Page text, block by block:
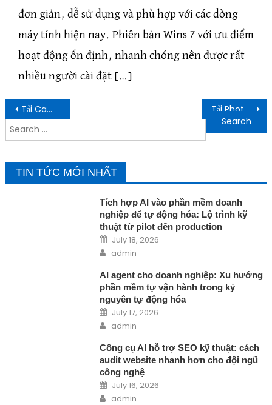
đơn giản, dễ sử dụng và phù hợp với các dòng
máy tính hiện nay. Phiên bản Wins 7 với ưu điểm
hoạt động ổn định, nhanh chóng nên được rất
nhiều người cài đặt […]
Post navigation
Tải Camtasia 9 Full Crack – License Key Chính Chủ [ Đã Test 100%]
Search for:
TIN TỨC MỚI NHẤT
Tích hợp AI vào phần mềm doanh
nghiệp để tự động hóa: Lộ trình kỹ
thuật từ pilot đến production
Posted on
July 18, 2026
Author
admin
AI agent cho doanh nghiệp: Xu hướng
phần mềm tự vận hành trong kỷ
nguyên tự động hóa
Posted on
July 17, 2026
Author
admin
Công cụ AI hỗ trợ SEO kỹ thuật: cách
audit website nhanh hơn cho đội ngũ
công nghệ
Posted on
July 16, 2026
Author
admin